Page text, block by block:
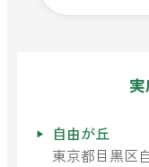
自由が丘
東京都目黒区